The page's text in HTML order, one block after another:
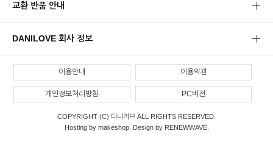
교환 반품 안내
DANILOVE 회사 정보
이용안내 이용약관
개인정보처리방침 PC버전
COPYRIGHT (C) 다니러브 ALL RIGHTS RESERVED.
Hosting by makeshop. Design by RENEWWAVE.